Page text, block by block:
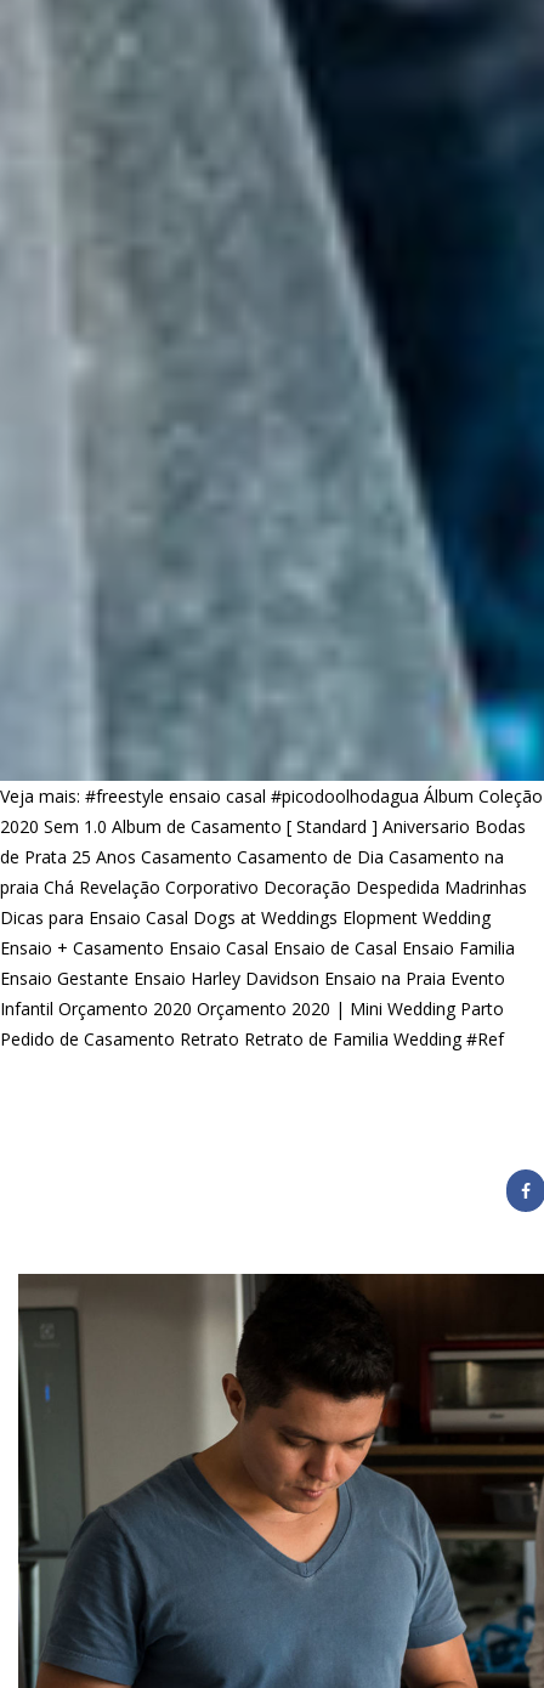
Veja mais: #freestyle ensaio casal #picodoolhodagua Álbum Coleção
2020 Sem 1.0 Album de Casamento [ Standard ] Aniversario Bodas
de Prata 25 Anos Casamento Casamento de Dia Casamento na
praia Chá Revelação Corporativo Decoração Despedida Madrinhas
Dicas para Ensaio Casal Dogs at Weddings Elopment Wedding
Ensaio + Casamento Ensaio Casal Ensaio de Casal Ensaio Familia
Ensaio Gestante Ensaio Harley Davidson Ensaio na Praia Evento
Infantil Orçamento 2020 Orçamento 2020 | Mini Wedding Parto
Pedido de Casamento Retrato Retrato de Familia Wedding #Ref